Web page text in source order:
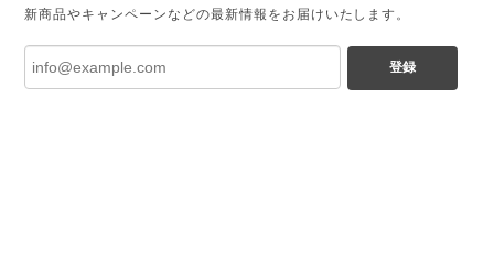
新商品やキャンペーンなどの最新情報をお届けいたします。
登録